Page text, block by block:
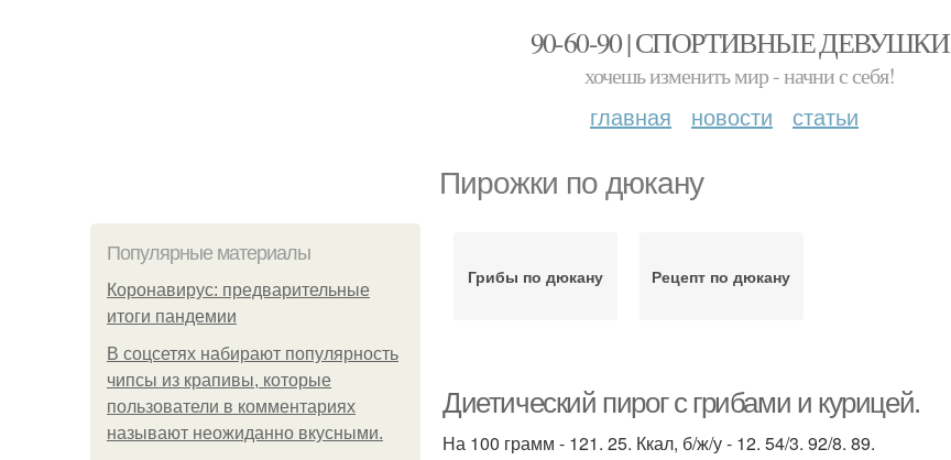
90-60-90 | СПОРТИВНЫЕ ДЕВУШКИ
хочешь изменить мир - начни с себя!
главная новости статьи
Пирожки по дюкану
Популярные материалы
Коронавирус: предварительные
итоги пандемии
В соцсетях набирают популярность
чипсы из крапивы, которые
пользователи в комментариях
называют неожиданно вкусными.
Грибы по дюкану Рецепт по дюкану
Диетический пирог с грибами и курицей.
На 100 грамм - 121. 25. Ккал, б/ж/у - 12. 54/3. 92/8. 89.